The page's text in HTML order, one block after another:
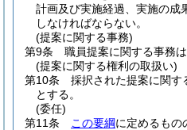
計画及び実施経過、実施の成
しなければならない。
(提案に関する事務)
第9条
職員提案に関する事務
(提案に関する権利の取扱い)
第10条
採択された提案に関す
とする。
(委任)
第11条
この要綱に定めるもの